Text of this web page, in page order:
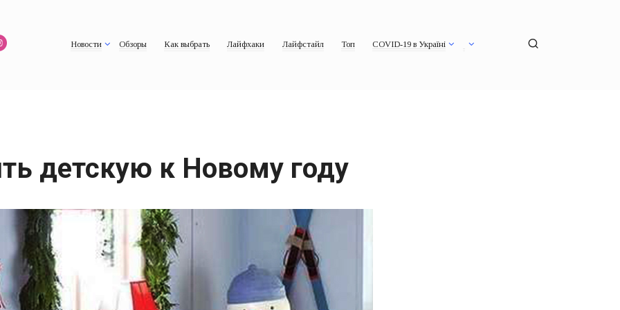
Новости Обзоры Как выбрать Лайфхаки Лайфстайл Топ COVID-19 в Україні
детскую к Новому году